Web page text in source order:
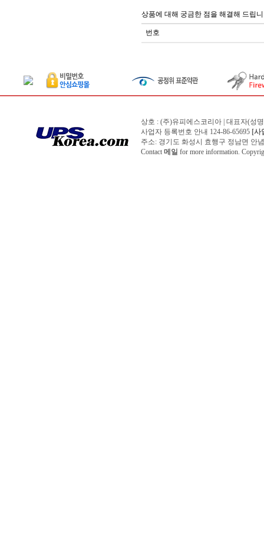
상품에 대해 궁금한 점을 해결해 드립
번호
상호 : (주)유피에스코리아 | 대표자(성
사업자 등록번호 안내 124-86-65695 [사
주소: 경기도 화성시 효행구 정남면 안
Contact 메일 for more information.